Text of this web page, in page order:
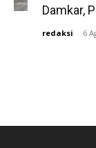
Damkar,
redaksi - 6